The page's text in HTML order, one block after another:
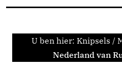
U ben hier: Knipsels /
Nederland van